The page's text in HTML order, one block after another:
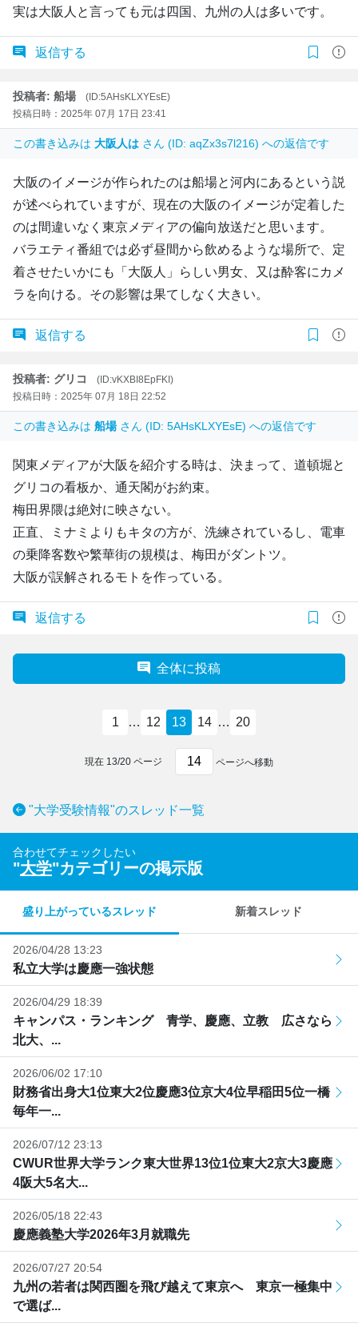
実は大阪人と言っても元は四国、九州の人は多いです。
返信する
投稿者: 船場
(ID:5AHsKLXYEsE)
投稿日時：2025年 07月 17日 23:41
この書き込みは 大阪人は さん (ID: aqZx3s7l216) への返信です
大阪のイメージが作られたのは船場と河内にあるという説
が述べられていますが、現在の大阪のイメージが定着した
のは間違いなく東京メディアの偏向放送だと思います。
バラエティ番組では必ず昼間から飲めるような場所で、定
着させたいかにも「大阪人」らしい男女、又は酔客にカメ
ラを向ける。その影響は果てしなく大きい。
返信する
投稿者: グリコ
(ID:vKXBI8EpFKI)
投稿日時：2025年 07月 18日 22:52
この書き込みは 船場 さん (ID: 5AHsKLXYEsE) への返信です
関東メディアが大阪を紹介する時は、決まって、道頓堀と
グリコの看板か、通天閣がお約束。
梅田界隈は絶対に映さない。
正直、ミナミよりもキタの方が、洗練されているし、電車
の乗降客数や繁華街の規模は、梅田がダントツ。
大阪が誤解されるモトを作っている。
返信する
全体に投稿
1 … 12 13 14 … 20
現在 13/20 ページ ページへ移動
"大学受験情報"のスレッド一覧
合わせてチェックしたい
"大学"カテゴリーの掲示版
盛り上がっているスレッド 新着スレッド
2026/04/28 13:23
私立大学は慶應一強状態
2026/04/29 18:39
キャンパス・ランキング 青学、慶應、立教 広さなら
北大、...
2026/06/02 17:10
財務省出身大1位東大2位慶應3位京大4位早稲田5位一橋
毎年一...
2026/07/12 23:13
CWUR世界大学ランク東大世界13位1位東大2京大3慶應
4阪大5名大...
2026/05/18 22:43
慶應義塾大学2026年3月就職先
2026/07/27 20:54
九州の若者は関西圏を飛び越えて東京へ 東京一極集中
で選ば...